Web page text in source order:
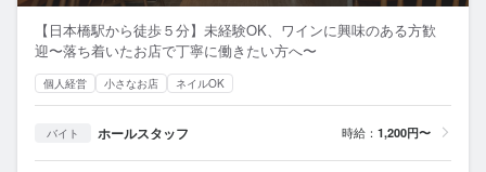
【日本橋駅から徒歩５分】未経験OK、ワインに興味のある方歓
迎〜落ち着いたお店で丁寧に働きたい方へ〜
個人経営 小さなお店 ネイルOK
バイト ホールスタッフ 時給： 1,200円〜